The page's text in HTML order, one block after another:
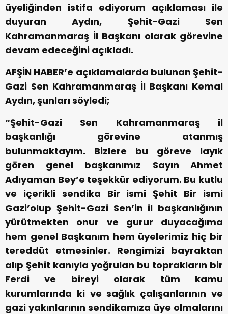
üyeliğinden istifa ediyorum açıklaması ile
duyuran Aydın, Şehit-Gazi Sen
Kahramanmaraş İl Başkanı olarak görevine
devam edeceğini açıkladı.
AFŞİN HABER’e açıklamalarda bulunan Şehit-
Gazi Sen Kahramanmaraş İl Başkanı Kemal
Aydın, şunları söyledi;
“Şehit-Gazi Sen Kahramanmaraş il
başkanlığı görevine atanmış
bulunmaktayım. Bizlere bu göreve layık
gören genel başkanımız Sayın Ahmet
Adıyaman Bey’e teşekkür ediyorum. Bu kutlu
ve içerikli sendika Bir ismi Şehit Bir ismi
Gazi’olup Şehit-Gazi Sen’in il başkanlığının
yürütmekten onur ve gurur duyacağıma
hem genel Başkanım hem üyelerimiz hiç bir
tereddüt etmesinler. Rengimizi bayraktan
alıp Şehit kanıyla yoğrulan bu toprakların bir
Ferdi ve bireyi olarak tüm kamu
kurumlarında ki ve sağlık çalışanlarının ve
gazi yakınlarının sendikamıza üye olmalarını